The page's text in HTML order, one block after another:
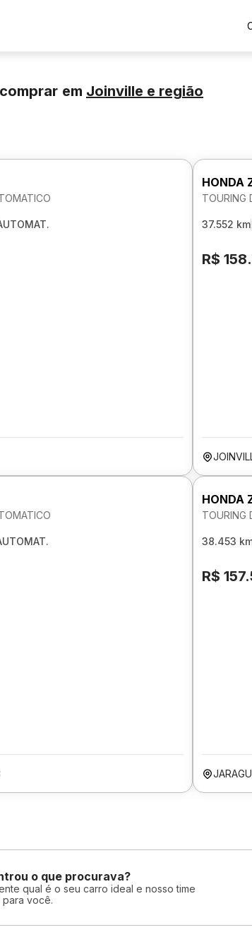
em Joinville e região
HONDA
TOURING
37.552 km
R$
HONDA
TOURING
38.453
R$
o que procurava?
qual é o seu carro ideal e nosso time
você.